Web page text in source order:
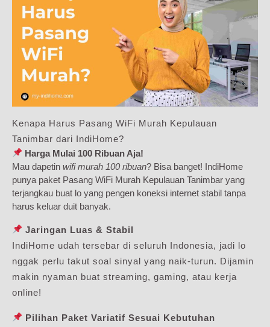
Kenapa Harus Pasang WiFi Murah Kepulauan
Tanimbar dari IndiHome?
Harga Mulai 100 Ribuan Aja!
Mau dapetin wifi murah 100 ribuan? Bisa banget! IndiHome
punya paket Pasang WiFi Murah Kepulauan Tanimbar yang
terjangkau buat lo yang pengen koneksi internet stabil tanpa
harus keluar duit banyak.
Jaringan Luas & Stabil
IndiHome udah tersebar di seluruh Indonesia, jadi lo
nggak perlu takut soal sinyal yang naik-turun. Dijamin
makin nyaman buat streaming, gaming, atau kerja
online!
Pilihan Paket Variatif Sesuai Kebutuhan